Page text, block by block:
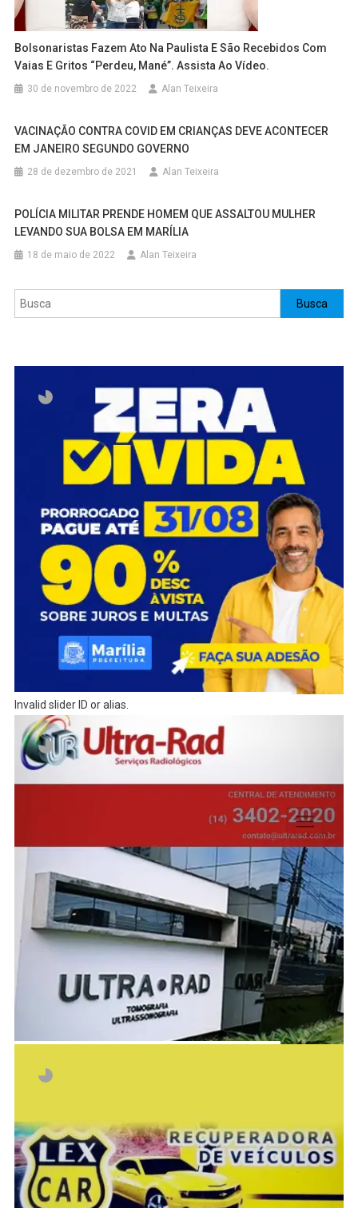
Bolsonaristas Fazem Ato Na Paulista E São Recebidos Com
Vaias E Gritos “perdeu, Mané”. Assista Ao Vídeo.
30 de novembro de 2022 Alan Teixeira
VACINAÇÃO CONTRA COVID EM CRIANÇAS DEVE ACONTECER
EM JANEIRO SEGUNDO GOVERNO
28 de dezembro de 2021 Alan Teixeira
POLÍCIA MILITAR PRENDE HOMEM QUE ASSALTOU MULHER
LEVANDO SUA BOLSA EM MARÍLIA
18 de maio de 2022 Alan Teixeira
Pesquisar Busca
Invalid slider ID or alias.